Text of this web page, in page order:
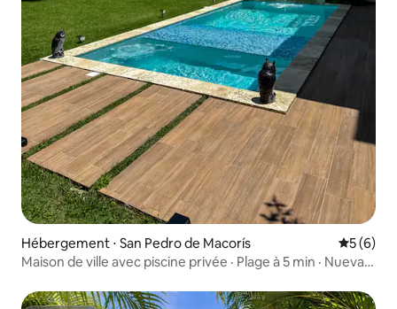
Hébergement ⋅ San Pedro de Macorís
5 (6)
Maison de ville avec piscine privée · Plage à 5 min · Nueva